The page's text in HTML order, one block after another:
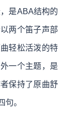
是ABA结构的
两个笛子声部
轻松活泼的特
一个主题，是
保持了原曲舒
句。